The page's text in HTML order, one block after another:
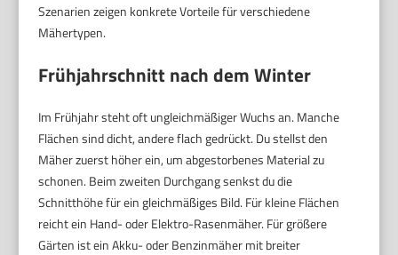
Szenarien zeigen konkrete Vorteile für verschiedene
Mähertypen.
Frühjahrschnitt nach dem Winter
Im Frühjahr steht oft ungleichmäßiger Wuchs an. Manche
Flächen sind dicht, andere flach gedrückt. Du stellst den
Mäher zuerst höher ein, um abgestorbenes Material zu
schonen. Beim zweiten Durchgang senkst du die
Schnitthöhe für ein gleichmäßiges Bild. Für kleine Flächen
reicht ein Hand- oder Elektro-Rasenmäher. Für größere
Gärten ist ein Akku- oder Benzinmäher mit breiter